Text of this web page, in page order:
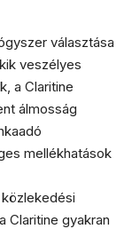
választása
veszélyes
a Claritine
álmosság
mellékhatások
Claritine gyakran